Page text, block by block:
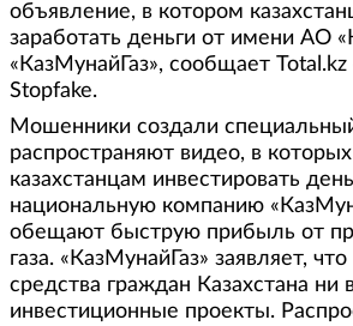
объявление, в котором
заработать деньги от имени АО
«КазМунайГаз», сообщает
Stopfake.
Мошенники создали
распространяют видео, в
казахстанцам инвестировать
национальную компанию
обещают быструю прибыль от
газа. «КазМунайГаз» заявляет,
средства граждан Казахстана ни
инвестиционные проекты.